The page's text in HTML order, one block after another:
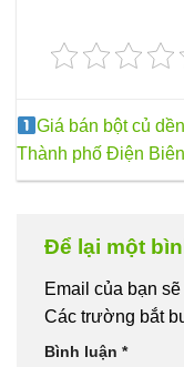
Giá bán bột củ
Thành phố Điện
Để lại một
Email của bạn
Các trường bắt
Bình luận *